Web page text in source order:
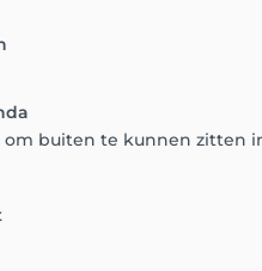
om buiten te kunnen zitten